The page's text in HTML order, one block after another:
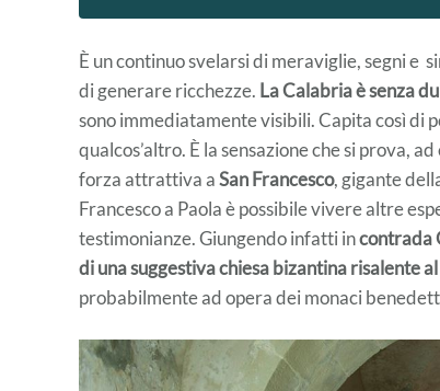
È un continuo svelarsi di meraviglie, segni e
di generare ricchezze. La Calabria è senza
sono immediatamente visibili. Capita così di
qualcos’altro. È la sensazione che si prova,
forza attrattiva aSan Francesco, gigante
Francesco a Paola è possibile vivere altre
testimonianze. Giungendo infatti incontrada
di una suggestiva chiesa bizantina risalente al
probabilmente ad opera dei monaci